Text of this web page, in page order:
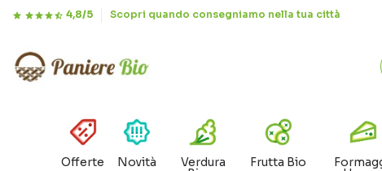
4,8/5 Scopri quando consegniamo nella tua città
Offerte Novità Verdura Frutta Bio